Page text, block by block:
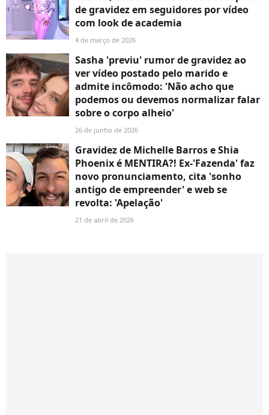
de gravidez em seguidores por vídeo
com look de academia
4 de março de 2026
Sasha 'previu' rumor de gravidez ao
ver vídeo postado pelo marido e
admite incômodo: 'Não acho que
podemos ou devemos normalizar falar
sobre o corpo alheio'
26 de junho de 2026
Gravidez de Michelle Barros e Shia
Phoenix é MENTIRA?! Ex-'Fazenda' faz
novo pronunciamento, cita 'sonho
antigo de empreender' e web se
revolta: 'Apelação'
21 de abril de 2026